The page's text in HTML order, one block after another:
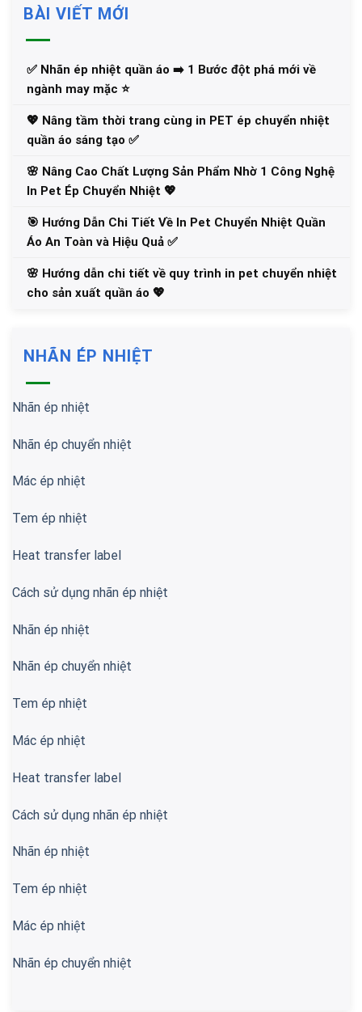
BÀI VIẾT MỚI
✅‪ Nhãn ép nhiệt quần áo ➡️ 1 Bước đột phá mới về
ngành may mặc ⭐️
💖 Nâng tầm thời trang cùng in PET ép chuyển nhiệt
quần áo sáng tạo ✅
🌸 Nâng Cao Chất Lượng Sản Phẩm Nhờ 1 Công Nghệ
In Pet Ép Chuyển Nhiệt 💖
🎯 Hướng Dẫn Chi Tiết Về In Pet Chuyển Nhiệt Quần
Áo An Toàn và Hiệu Quả ✅
🌸 Hướng dẫn chi tiết về quy trình in pet chuyển nhiệt
cho sản xuất quần áo 💖
NHÃN ÉP NHIỆT
Nhãn ép nhiệt
Nhãn ép chuyển nhiệt
Mác ép nhiệt
Tem ép nhiệt
Heat transfer label
Cách sử dụng nhãn ép nhiệt
Nhãn ép nhiệt
Nhãn ép chuyển nhiệt
Tem ép nhiệt
Mác ép nhiệt
Heat transfer label
Cách sử dụng nhãn ép nhiệt
Nhãn ép nhiệt
Tem ép nhiệt
Mác ép nhiệt
Nhãn ép chuyển nhiệt